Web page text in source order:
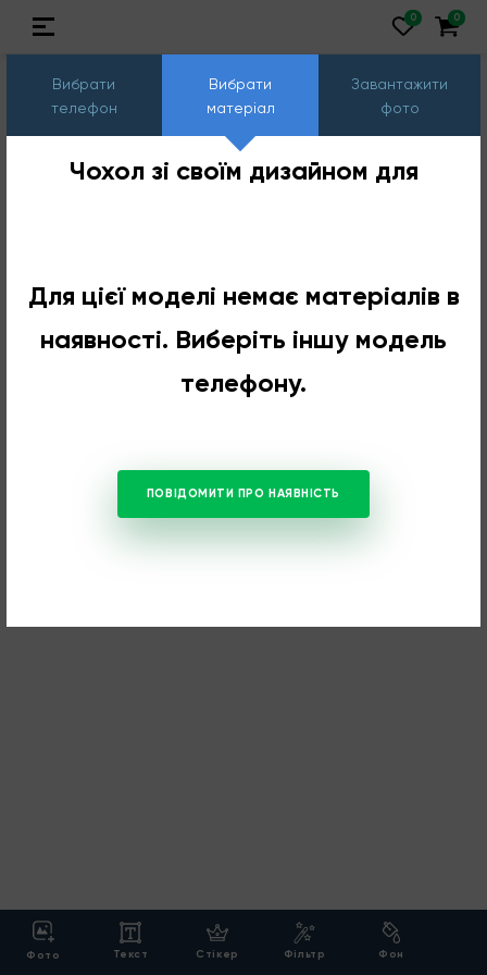
Вибрати
телефон
Вибрати
матеріал
Завантажити
фото
Чохол зі своїм дизайном для
Для цієї моделі немає матеріалів в
наявності. Виберіть іншу модель
телефону.
ПОВІДОМИТИ ПРО НАЯВНІСТЬ
Фото Текст Cтікер Фільтр Фон